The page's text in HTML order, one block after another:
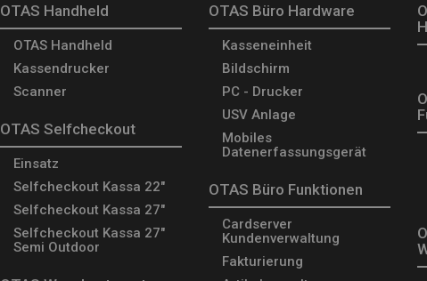
OTAS Handheld
OTAS Handheld
Kassendrucker
Scanner
OTAS Selfcheckout
Einsatz
Selfcheckout Kassa 22"
Selfcheckout Kassa 27"
Selfcheckout Kassa 27"
Semi Outdoor
OTAS Büro Hardware
Kasseneinheit
Bildschirm
PC - Drucker
USV Anlage
Mobiles
Datenerfassungsgerät
OTAS Büro Funktionen
Cardserver
Kundenverwaltung
Fakturierung